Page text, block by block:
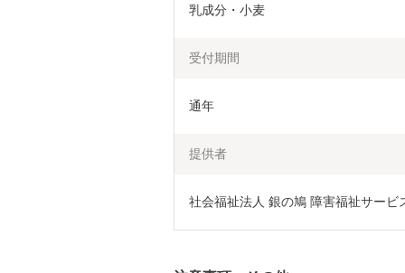
乳成分・小麦
受付期間
通年
提供者
社会福祉法人 銀の鳩 障害福祉サービ